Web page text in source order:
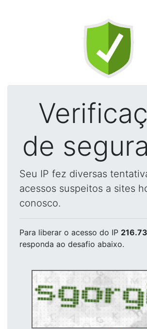
de
Seu IP fez diversas
acessos suspeitos a sites
conosco.
Para liberar o acesso do IP
responda ao desafio abaixo.